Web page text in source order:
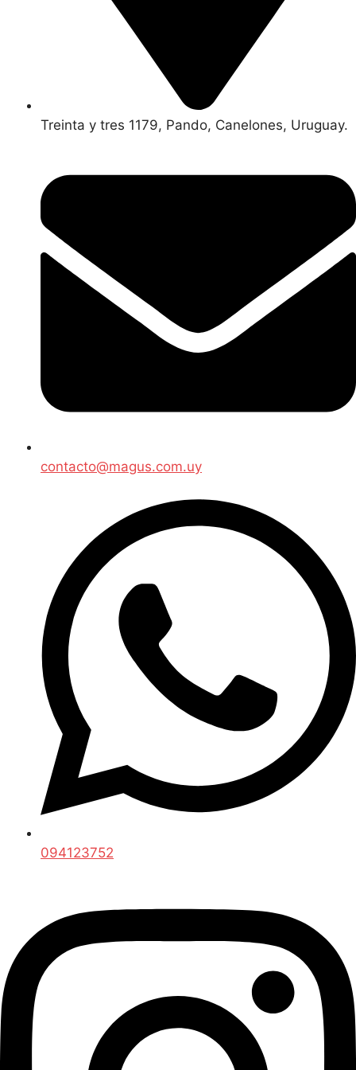
Treinta y tres 1179, Pando, Canelones, Uruguay.
contacto@magus.com.uy
094123752